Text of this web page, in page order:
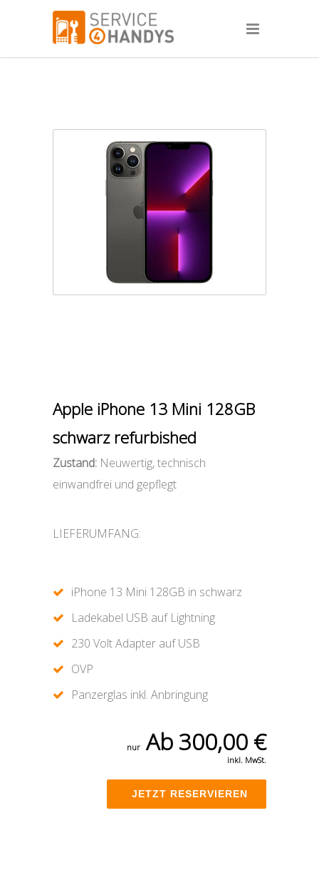
Apple iPhone 13 Mini 128GB
schwarz refurbished
Zustand: Neuwertig, technisch
einwandfrei und gepflegt
LIEFERUMFANG:
iPhone 13 Mini 128GB in schwarz
Ladekabel USB auf Lightning
230 Volt Adapter auf USB
OVP
Panzerglas inkl. Anbringung
nur Ab 300,00 €
inkl. MwSt.
JETZT RESERVIEREN